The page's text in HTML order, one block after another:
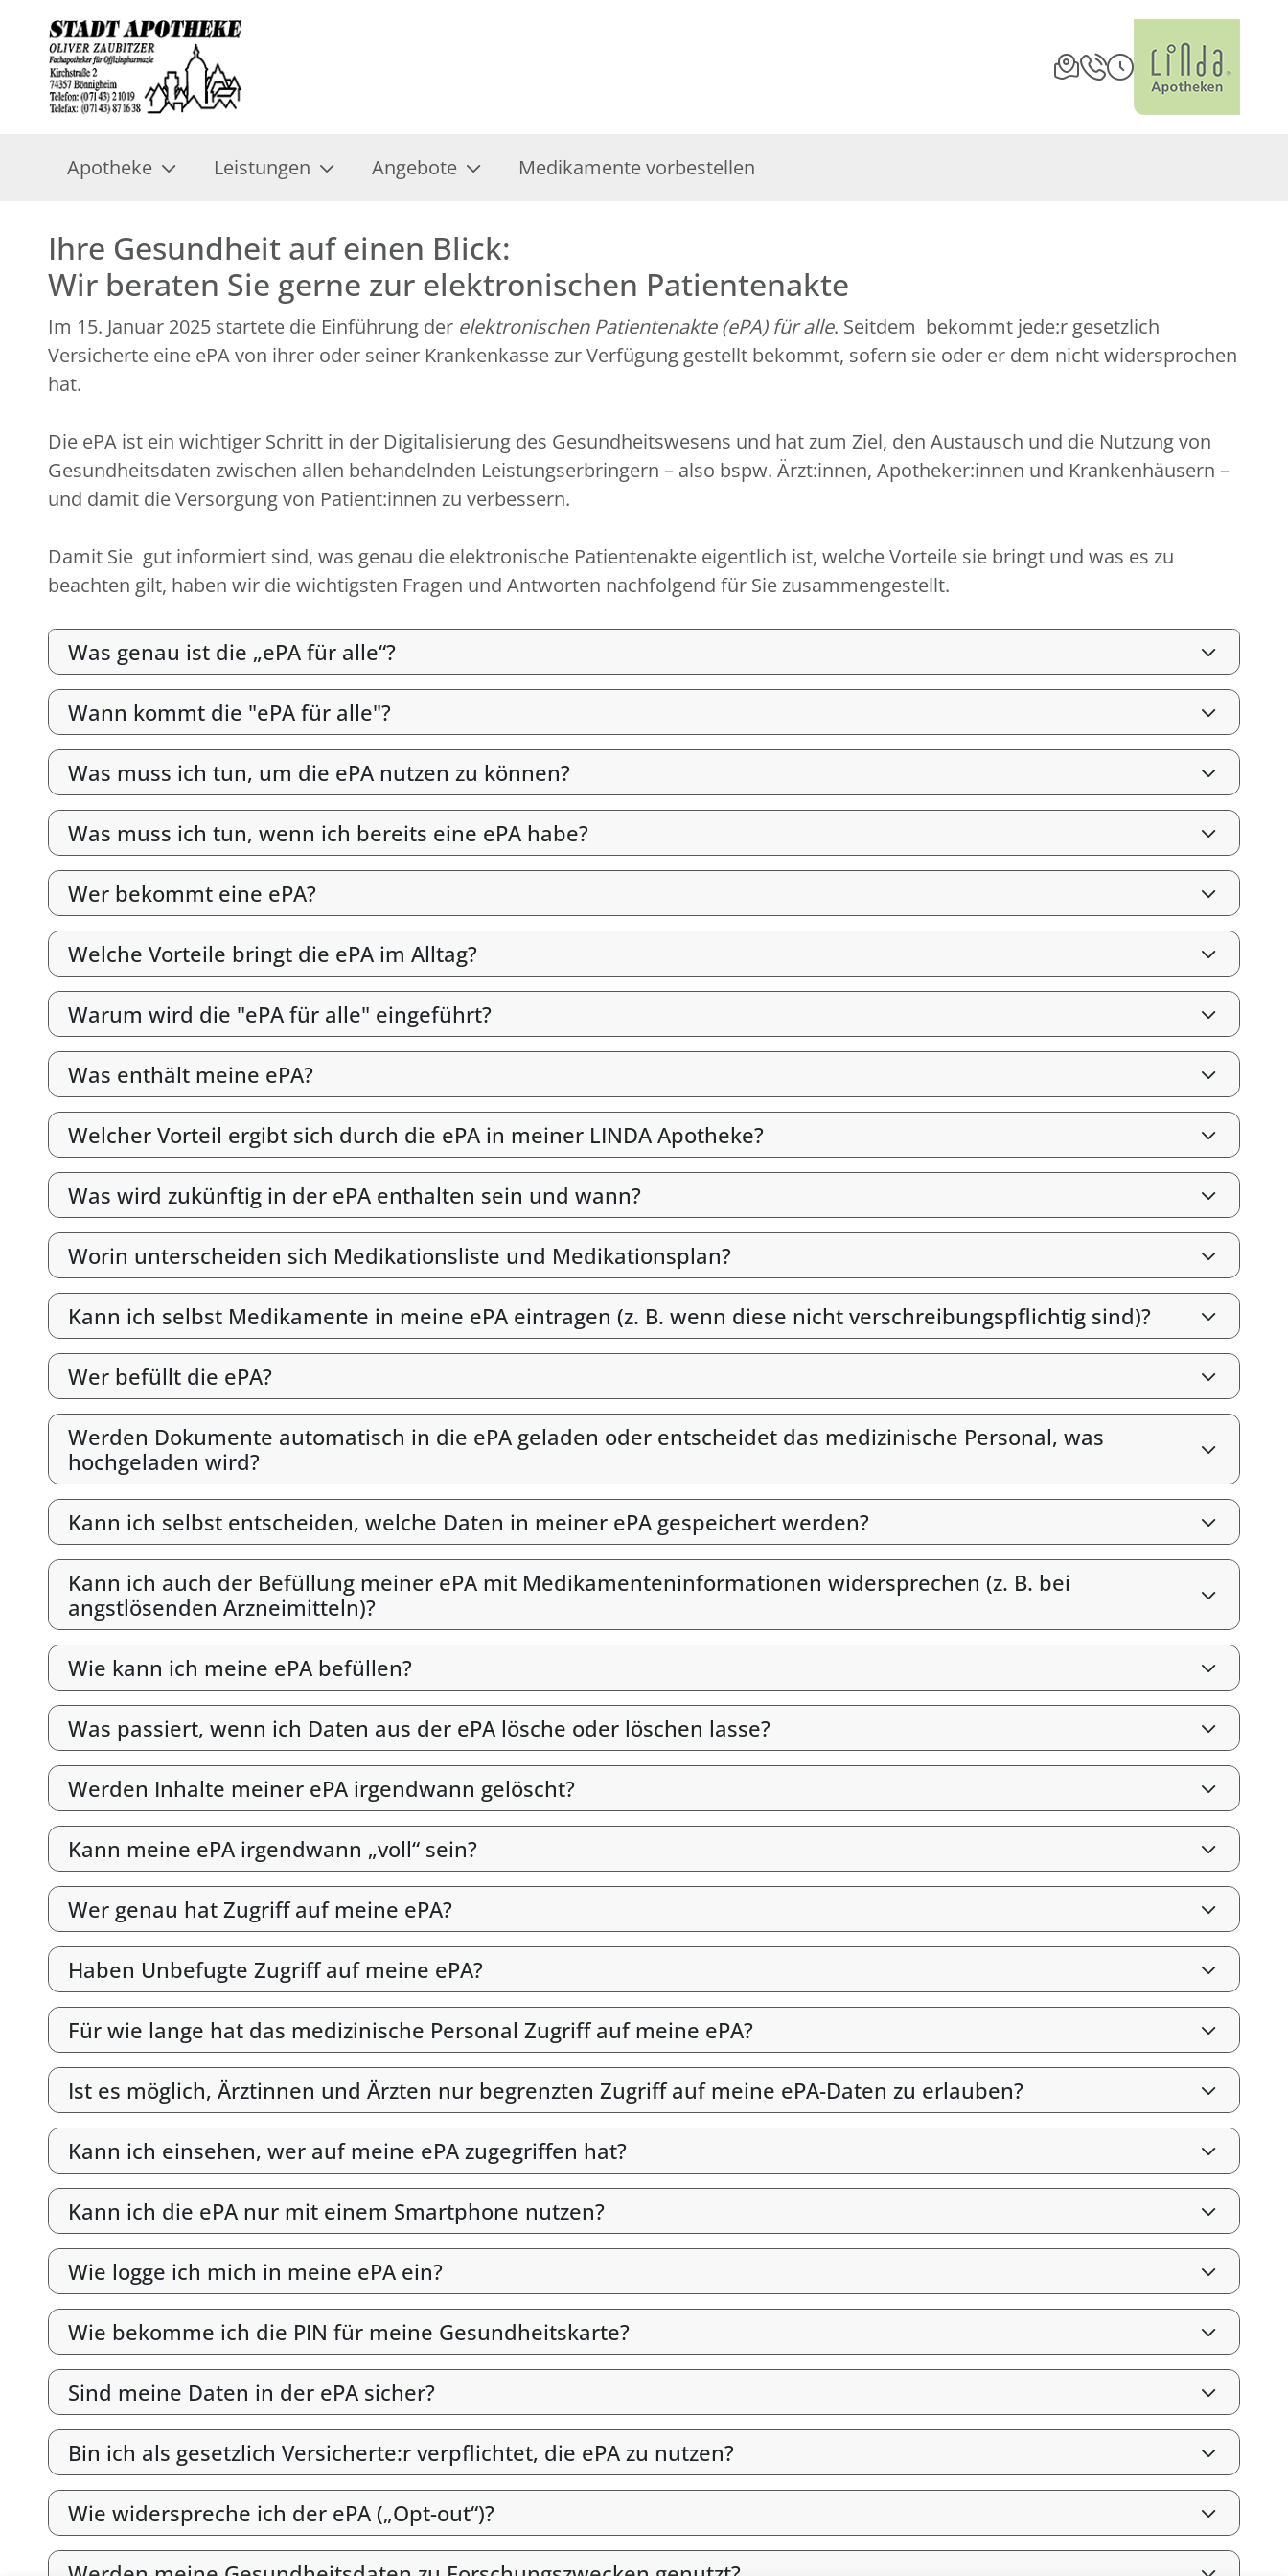
Apotheke Leistungen Angebote Medikamente vorbestellen
Ihre Gesundheit auf einen Blick:
Wir beraten Sie gerne zur elektronischen Patientenakte
Im 15. Januar 2025 startete die Einführung der elektronischen Patientenakte (ePA) für alle. Seitdem bekommt jede:r gesetzlich
Versicherte eine ePA von ihrer oder seiner Krankenkasse zur Verfügung gestellt bekommt, sofern sie oder er dem nicht widersprochen
hat.
Die ePA ist ein wichtiger Schritt in der Digitalisierung des Gesundheitswesens und hat zum Ziel, den Austausch und die Nutzung von
Gesundheitsdaten zwischen allen behandelnden Leistungserbringern – also bspw. Ärzt:innen, Apotheker:innen und Krankenhäusern –
und damit die Versorgung von Patient:innen zu verbessern.
Damit Sie gut informiert sind, was genau die elektronische Patientenakte eigentlich ist, welche Vorteile sie bringt und was es zu
beachten gilt, haben wir die wichtigsten Fragen und Antworten nachfolgend für Sie zusammengestellt.
Was genau ist die „ePA für alle“?
Wann kommt die "ePA für alle"?
Was muss ich tun, um die ePA nutzen zu können?
Was muss ich tun, wenn ich bereits eine ePA habe?
Wer bekommt eine ePA?
Welche Vorteile bringt die ePA im Alltag?
Warum wird die "ePA für alle" eingeführt?
Was enthält meine ePA?
Welcher Vorteil ergibt sich durch die ePA in meiner LINDA Apotheke?
Was wird zukünftig in der ePA enthalten sein und wann?
Worin unterscheiden sich Medikationsliste und Medikationsplan?
Kann ich selbst Medikamente in meine ePA eintragen (z. B. wenn diese nicht verschreibungspflichtig sind)?
Wer befüllt die ePA?
Werden Dokumente automatisch in die ePA geladen oder entscheidet das medizinische Personal, was
hochgeladen wird?
Kann ich selbst entscheiden, welche Daten in meiner ePA gespeichert werden?
Kann ich auch der Befüllung meiner ePA mit Medikamenteninformationen widersprechen (z. B. bei
angstlösenden Arzneimitteln)?
Wie kann ich meine ePA befüllen?
Was passiert, wenn ich Daten aus der ePA lösche oder löschen lasse?
Werden Inhalte meiner ePA irgendwann gelöscht?
Kann meine ePA irgendwann „voll“ sein?
Wer genau hat Zugriff auf meine ePA?
Haben Unbefugte Zugriff auf meine ePA?
Für wie lange hat das medizinische Personal Zugriff auf meine ePA?
Ist es möglich, Ärztinnen und Ärzten nur begrenzten Zugriff auf meine ePA-Daten zu erlauben?
Kann ich einsehen, wer auf meine ePA zugegriffen hat?
Kann ich die ePA nur mit einem Smartphone nutzen?
Wie logge ich mich in meine ePA ein?
Wie bekomme ich die PIN für meine Gesundheitskarte?
Sind meine Daten in der ePA sicher?
Bin ich als gesetzlich Versicherte:r verpflichtet, die ePA zu nutzen?
Wie widerspreche ich der ePA („Opt-out“)?